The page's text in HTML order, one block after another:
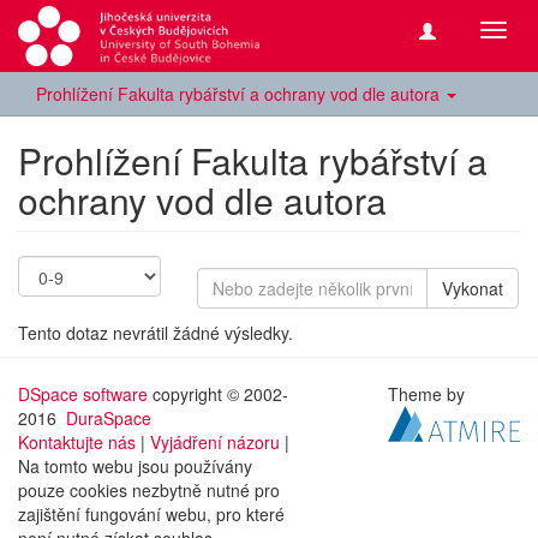
Prohlížení Fakulta rybářství a ochrany vod dle autora
Prohlížení Fakulta rybářství a
ochrany vod dle autora
Vykonat
Tento dotaz nevrátil žádné výsledky.
DSpace software copyright © 2002-
2016 DuraSpace
Kontaktujte nás | Vyjádření názoru |
Na tomto webu jsou používány
pouze cookies nezbytně nutné pro
zajištění fungování webu, pro které
Theme by